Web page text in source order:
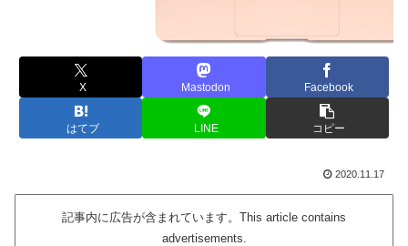
X Mastodon Facebook
はてブ LINE コピー
2020.11.17
記事内に広告が含まれています。This article contains
advertisements.